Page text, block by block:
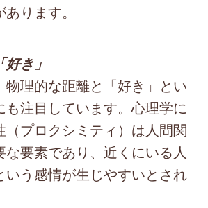
ります。
き」
理的な距離と「好き」とい
も注目しています。心理学に
（プロクシミティ）は人間関
要素であり、近くにいる人
いう感情が生じやすいとされ